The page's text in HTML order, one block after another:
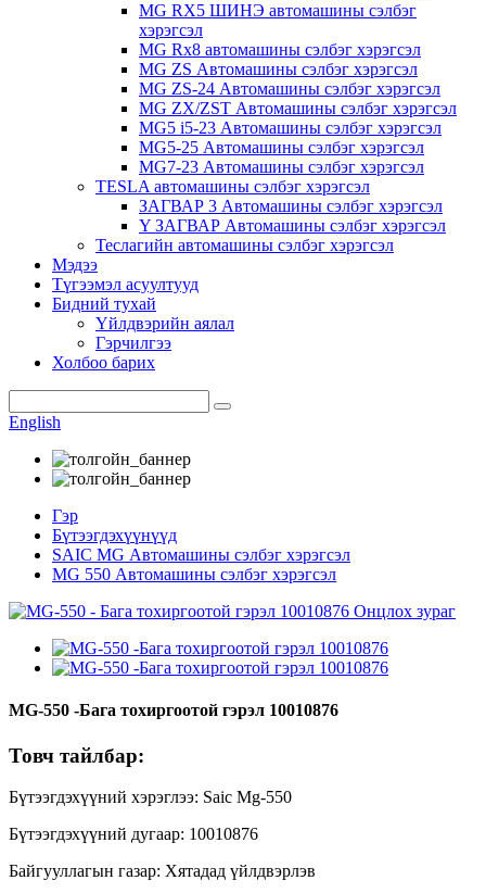
MG RX5 ШИНЭ автомашины сэлбэг
хэрэгсэл
MG Rx8 автомашины сэлбэг хэрэгсэл
MG ZS Автомашины сэлбэг хэрэгсэл
MG ZS-24 Автомашины сэлбэг хэрэгсэл
MG ZX/ZST Автомашины сэлбэг хэрэгсэл
MG5 i5-23 Автомашины сэлбэг хэрэгсэл
MG5-25 Автомашины сэлбэг хэрэгсэл
MG7-23 Автомашины сэлбэг хэрэгсэл
TESLA автомашины сэлбэг хэрэгсэл
ЗАГВАР 3 Автомашины сэлбэг хэрэгсэл
Y ЗАГВАР Автомашины сэлбэг хэрэгсэл
Теслагийн автомашины сэлбэг хэрэгсэл
Мэдээ
Түгээмэл асуултууд
Бидний тухай
Үйлдвэрийн аялал
Гэрчилгээ
Холбоо барих
English
Гэр
Бүтээгдэхүүнүүд
SAIC MG Автомашины сэлбэг хэрэгсэл
MG 550 Автомашины сэлбэг хэрэгсэл
MG-550 -Бага тохиргоотой гэрэл 10010876
Товч тайлбар:
Бүтээгдэхүүний хэрэглээ: Saic Mg-550
Бүтээгдэхүүний дугаар: 10010876
Байгууллагын газар: Хятадад үйлдвэрлэв